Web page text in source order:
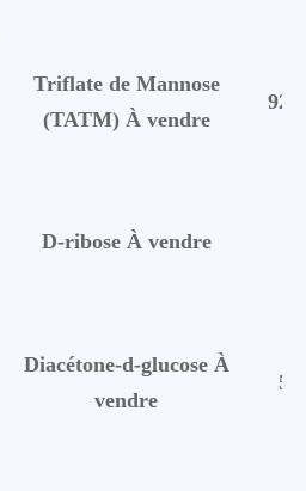
Triflate de Mannose
(TATM) À vendre
D-ribose À vendre
Diacétone-d-glucose À
vendre